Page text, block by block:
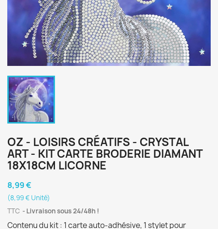
OZ - LOISIRS CRÉATIFS - CRYSTAL
ART - KIT CARTE BRODERIE DIAMANT
18X18CM LICORNE
8,99 €
(8,99 € Unité)
TTC
Livraison sous 24/48h !
Contenu du kit : 1 carte auto-adhésive, 1 stylet pour